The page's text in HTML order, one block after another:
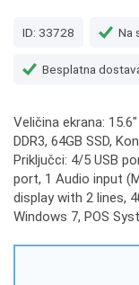
ID: 33728 Na
Besplatna
Veličina ekrana:
DDR3, 64GB SSD,
Priključci: 4/5 USB
port, 1 Audio input
display with 2 lines,
Windows 7, POS